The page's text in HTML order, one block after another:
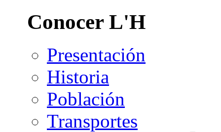
Conocer L'H
Presentación
Historia
Población
Transportes